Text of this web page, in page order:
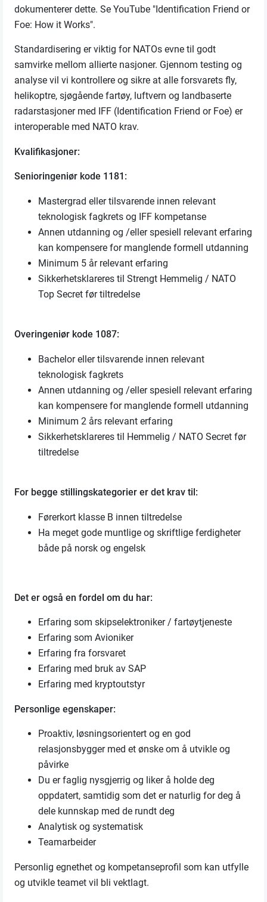
dokumenterer dette. Se YouTube "Identification Friend or
Foe: How it Works".
Standardisering er viktig for NATOs evne til godt
samvirke mellom allierte nasjoner. Gjennom testing og
analyse vil vi kontrollere og sikre at alle forsvarets fly,
helikoptre, sjøgående fartøy, luftvern og landbaserte
radarstasjoner med IFF (Identification Friend or Foe) er
interoperable med NATO krav.
Kvalifikasjoner:
Senioringeniør kode 1181:
Mastergrad eller tilsvarende innen relevant
teknologisk fagkrets og IFF kompetanse
Annen utdanning og /eller spesiell relevant erfaring
kan kompensere for manglende formell utdanning
Minimum 5 år relevant erfaring
Sikkerhetsklareres til Strengt Hemmelig / NATO
Top Secret før tiltredelse
Overingeniør kode 1087:
Bachelor eller tilsvarende innen relevant
teknologisk fagkrets
Annen utdanning og /eller spesiell relevant erfaring
kan kompensere for manglende formell utdanning
Minimum 2 års relevant erfaring
Sikkerhetsklareres til Hemmelig / NATO Secret før
tiltredelse
For begge stillingskategorier er det krav til:
Førerkort klasse B innen tiltredelse
Ha meget gode muntlige og skriftlige ferdigheter
både på norsk og engelsk
Det er også en fordel om du har:
Erfaring som skipselektroniker / fartøytjeneste
Erfaring som Avioniker
Erfaring fra forsvaret
Erfaring med bruk av SAP
Erfaring med kryptoutstyr
Personlige egenskaper:
Proaktiv, løsningsorientert og en god
relasjonsbygger med et ønske om å utvikle og
påvirke
Du er faglig nysgjerrig og liker å holde deg
oppdatert, samtidig som det er naturlig for deg å
dele kunnskap med de rundt deg
Analytisk og systematisk
Teamarbeider
Personlig egnethet og kompetanseprofil som kan utfylle
og utvikle teamet vil bli vektlagt.